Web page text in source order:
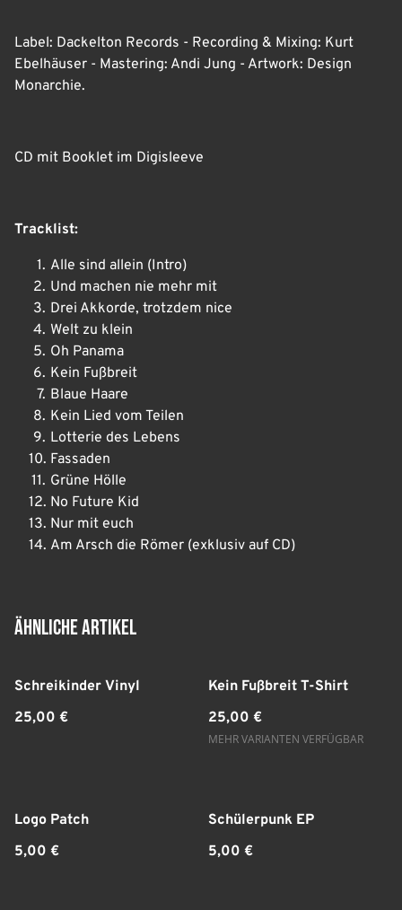
Label: Dackelton Records - Recording & Mixing: Kurt
Ebelhäuser - Mastering: Andi Jung - Artwork: Design
Monarchie.
CD mit Booklet im Digisleeve
Tracklist:
Alle sind allein (Intro)
Und machen nie mehr mit
Drei Akkorde, trotzdem nice
Welt zu klein
Oh Panama
Kein Fußbreit
Blaue Haare
Kein Lied vom Teilen
Lotterie des Lebens
Fassaden
Grüne Hölle
No Future Kid
Nur mit euch
Am Arsch die Römer (exklusiv auf CD)
Ähnliche Artikel
Schreikinder Vinyl
25,00 €
Kein Fußbreit T-Shirt
25,00 €
MEHR VARIANTEN VERFÜGBAR
Logo Patch
5,00 €
Schülerpunk EP
5,00 €